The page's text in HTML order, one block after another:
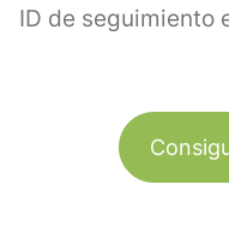
ID de seguimiento